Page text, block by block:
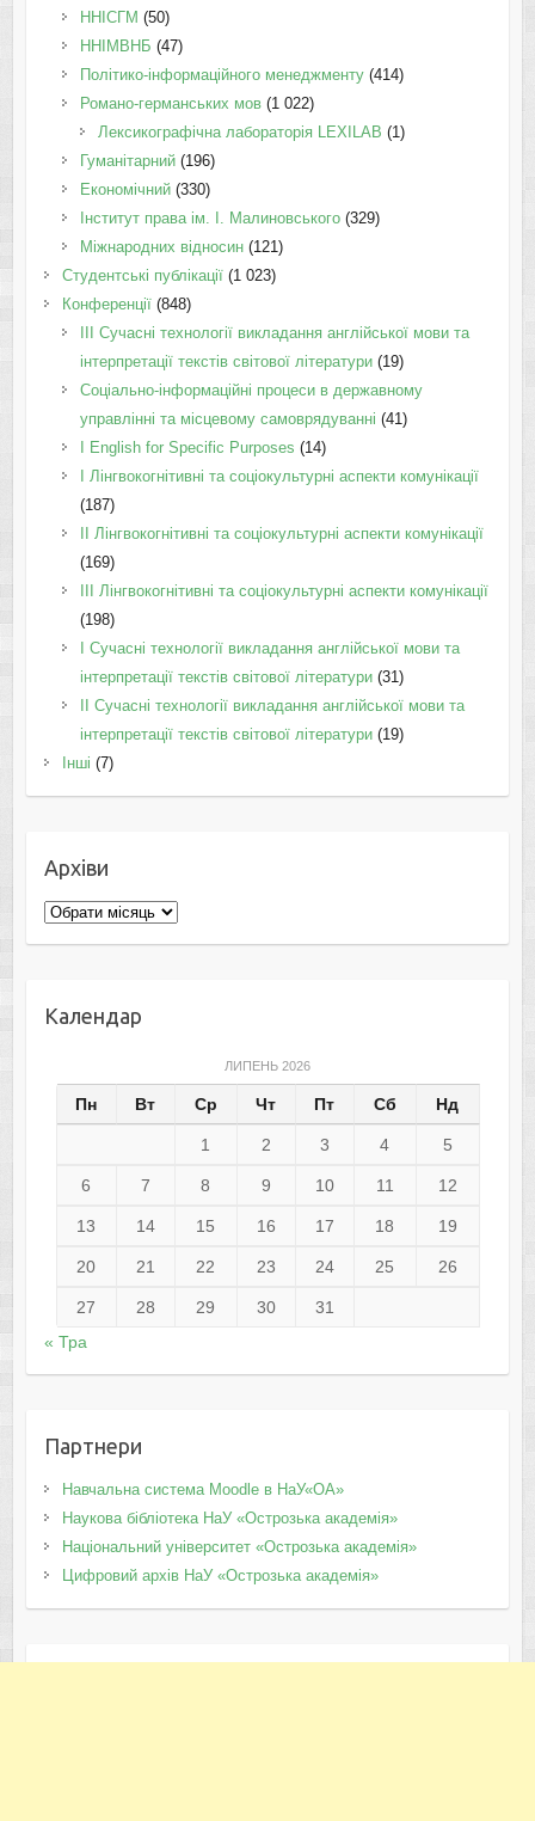
ННІСГМ (50)
ННІМВНБ (47)
Політико-інформаційного менеджменту(414)
Романо-германських мов(1 022)
Лексикографічна лабораторія LEXILAB (1)
Гуманітарний(196)
Економічний(330)
Інститут права ім. І. Малиновського(329)
Міжнародних відносин(121)
Студентські публікації(1 023)
Конференції(848)
III Сучасні технології викладання англійської мови та
інтерпретації текстів світової літератури(19)
Соціально-інформаційні процеси в державному
управлінні та місцевому самоврядуванні (41)
І English for Specific Purposes (14)
I Лінгвокогнітивні та соціокультурні аспекти комунікації
(187)
IІ Лінгвокогнітивні та соціокультурні аспекти комунікації
(169)
IІI Лінгвокогнітивні та соціокультурні аспекти комунікації
(198)
I Cучасні технології викладання англійської мови та
інтерпретації текстів світової літератури(31)
II Cучасні технології викладання англійської мови та
інтерпретації текстів світової літератури(19)
Інші (7)
Архіви
Архіви
Календар
ЛИПЕНЬ 2026
Пн Вт Ср Чт Пт Сб Нд
1 2 3 4 5
6 7 8 9 10 11 12
13 14 15 16 17 18 19
20 21 22 23 24 25 26
27 28 29 30
31
« Тра
Партнери
Навчальна система Moodle в НаУ«ОА»
Наукова бібліотека НаУ «Острозька академія»
Національний університет «Острозька академія»
Цифровий архів НаУ «Острозька академія»